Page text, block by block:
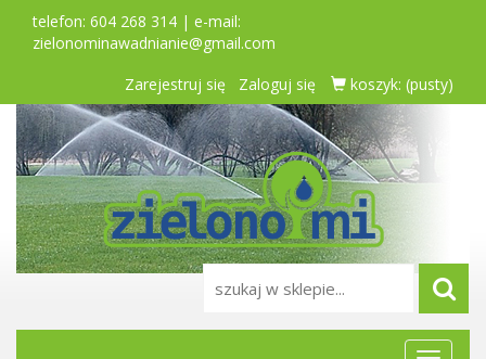
telefon: 604 268 314 | e-mail:
zielonominawadnianie@gmail.com
Zarejestruj się
Zaloguj się koszyk: (pusty)